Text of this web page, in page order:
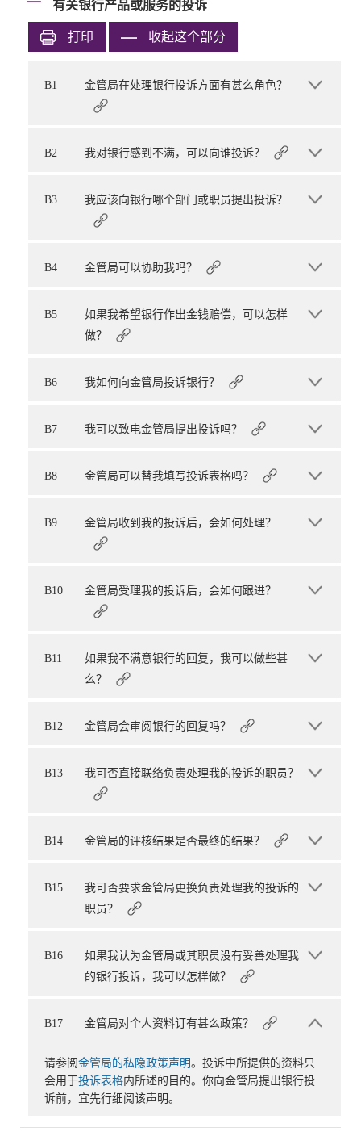
有关银行产品或服务的投诉
打印 收起这个部分
B1 金管局在处理银行投诉方面有甚么角色？
B2 我对银行感到不满，可以向谁投诉？
B3 我应该向银行哪个部门或职员提出投诉？
B4 金管局可以协助我吗？
B5
如果我希望银行作出金钱赔偿，可以怎样
做？
B6 我如何向金管局投诉银行？
B7 我可以致电金管局提出投诉吗？
B8 金管局可以替我填写投诉表格吗？
B9 金管局收到我的投诉后，会如何处理？
B10 金管局受理我的投诉后，会如何跟进？
B11
如果我不满意银行的回复，我可以做些甚
么？
B12 金管局会审阅银行的回复吗？
B13 我可否直接联络负责处理我的投诉的职员？
B14 金管局的评核结果是否最终的结果？
B15
我可否要求金管局更换负责处理我的投诉的
职员？
B16
如果我认为金管局或其职员没有妥善处理我
的银行投诉，我可以怎样做？
B17 金管局对个人资料订有甚么政策？
请参阅 金管局的私隐政策声明。投诉中所提供的资料只
会用于投诉表格内所述的目的。你向金管局提出银行投
诉前，宜先行细阅该声明。